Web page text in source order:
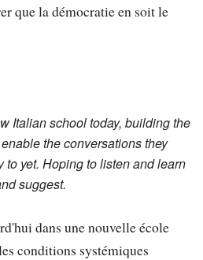
que la démocratie en soit le
Italian school today, building the
the conversations they
to yet. Hoping to listen and learn
suggest.
dans une nouvelle école
conditions systémiques